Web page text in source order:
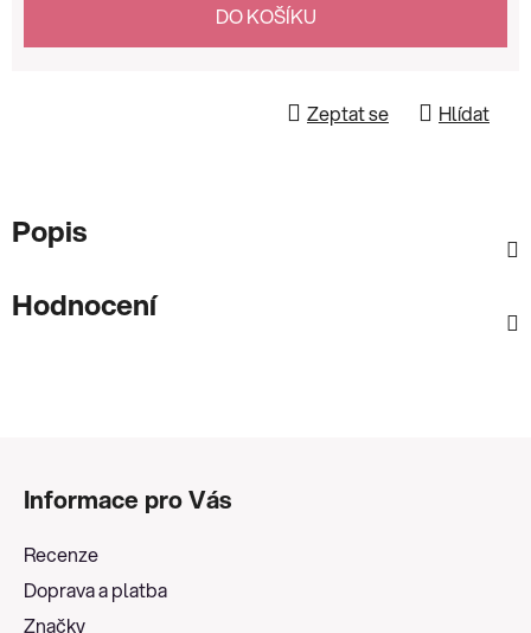
DO KOŠÍKU
Zeptat se Hlídat
Popis
Hodnocení
Informace pro Vás
Recenze
Doprava a platba
Značky